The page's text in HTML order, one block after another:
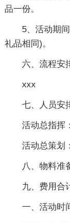
品一份。
5、活动期
礼品相同)。
六、流程安
xxx
七、人员安
活动总指挥
活动总策划
八、物料准
九、费用合
一、活动时